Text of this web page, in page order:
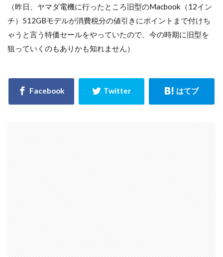
（昨日、ヤマダ電機に行ったところ旧型のMacbook（12イン
チ）512GBモデルが消費税分の値引きにポイントまで付けち
ゃうと言う特価セールをやっていたので、今の時期に旧型を
狙っていくのもありかも知れません）